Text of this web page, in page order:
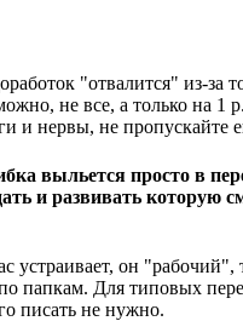
"отвалится" из-за
не все, а только на 1
и нервы, не пропускайте
выльется просто в
и развивать которую
он "рабочий",
папкам. Для типовых
писать не нужно.